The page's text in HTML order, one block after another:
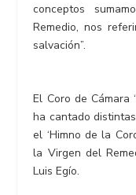
conceptos
Remedio, nos
salvación”.
El Coro de Cámara
ha cantado
el ‘Himno de la
la Virgen del
Luis Egío.